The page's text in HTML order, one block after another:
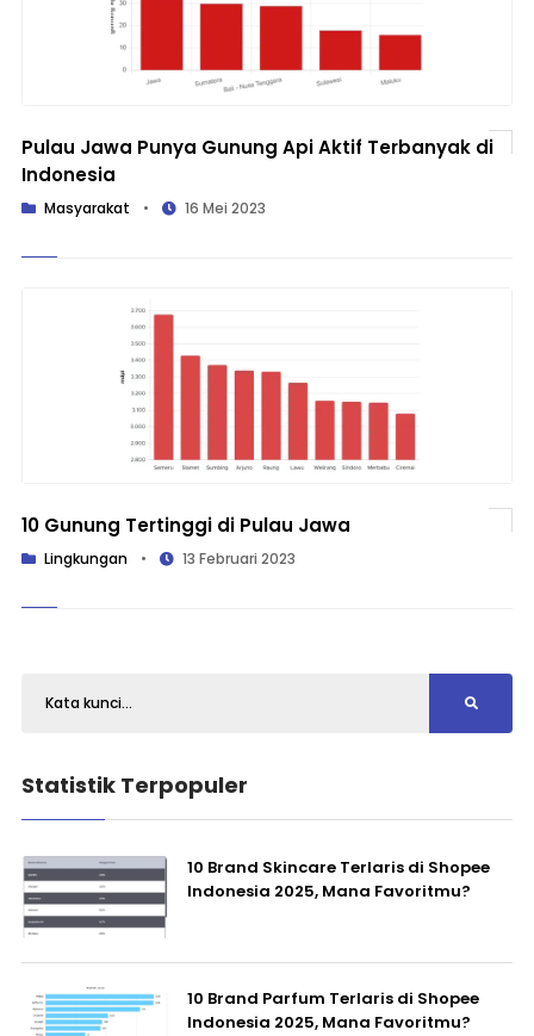
Pulau Jawa Punya Gunung Api Aktif Terbanyak di
Indonesia
Masyarakat • 16 Mei 2023
10 Gunung Tertinggi di Pulau Jawa
Lingkungan • 13 Februari 2023
Statistik Terpopuler
10 Brand Skincare Terlaris di Shopee
Indonesia 2025, Mana Favoritmu?
10 Brand Parfum Terlaris di Shopee
Indonesia 2025, Mana Favoritmu?